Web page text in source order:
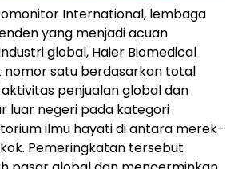
International, lembaga
yang menjadi acuan
global, Haier Biomedical
nomor satu berdasarkan total
penjualan global dan
luar negeri pada kategori
ilmu hayati di antara merek-
Pemeringkatan tersebut